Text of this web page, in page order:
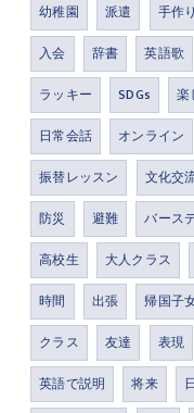
幼稚園
派遣 手作り
入会
辞書 英語歌
ラッキー
SDGs 楽
日常会話
オンライン
振替レッスン
文化交
防災
避難 バース
高校生
大人クラス
時間
出張 帰国子
クラス
友達 表現
英語で説明
将来